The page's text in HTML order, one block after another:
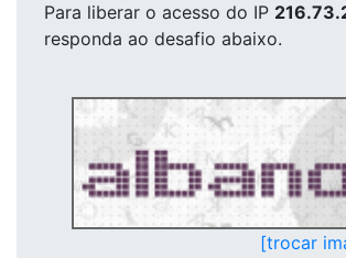
Para liberar o acesso do IP
responda ao desafio abaixo.
[trocar